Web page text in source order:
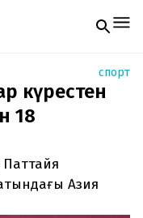
Тек email
спорт
күрестен
18
Азия